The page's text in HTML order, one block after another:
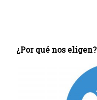
¿Por qué nos eligen?